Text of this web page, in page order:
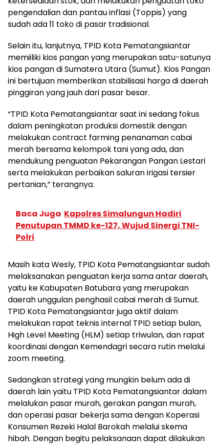
pengendalian dan pantau inflasi (Toppis) yang
sudah ada 11 toko di pasar tradisional.
Selain itu, lanjutnya, TPID Kota Pematangsiantar
memiiliki kios pangan yang merupakan satu-satunya
kios pangan di Sumatera Utara (Sumut). Kios Pangan
ini bertujuan memberikan stabilisasi harga di daerah
pinggiran yang jauh dari pasar besar.
“TPID Kota Pematangsiantar saat ini sedang fokus
dalam peningkatan produksi domestik dengan
melakukan contract farming penanaman cabai
merah bersama kelompok tani yang ada, dan
mendukung penguatan Pekarangan Pangan Lestari
serta melakukan perbaikan saluran irigasi tersier
pertanian,” terangnya.
Baca Juga Kapolres Simalungun Hadiri
Penutupan TMMD ke-127, Wujud Sinergi TNI-
Polri
Masih kata Wesly, TPID Kota Pematangsiantar sudah
melaksanakan penguatan kerja sama antar daerah,
yaitu ke Kabupaten Batubara yang merupakan
daerah unggulan penghasil cabai merah di Sumut.
TPID Kota Pematangsiantar juga aktif dalam
melakukan rapat teknis internal TPID setiap bulan,
High Level Meeting (HLM) setiap triwulan, dan rapat
koordinasi dengan Kemendagri secara rutin melalui
zoom meeting.
Sedangkan strategi yang mungkin belum ada di
daerah lain yaitu TPID Kota Pematangsiantar dalam
melalukan pasar murah, gerakan pangan murah,
dan operasi pasar bekerja sama dengan Koperasi
Konsumen Rezeki Halal Barokah melalui skema
hibah. Dengan begitu pelaksanaan dapat dilakukan